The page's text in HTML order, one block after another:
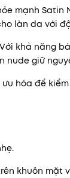
mạnh Satin
làn da với
khả năng
nude giữ
hóa để
khuôn mặt